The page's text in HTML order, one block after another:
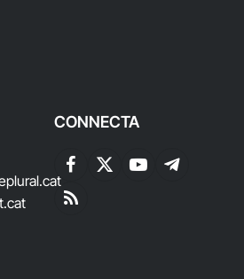
CONNECTA
Facebook
X
YouTubeTelegram
RSS